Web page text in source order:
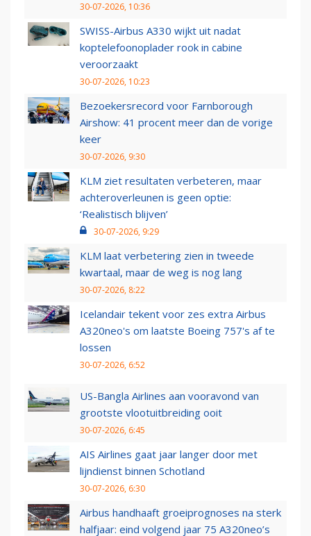
30-07-2026, 10:36
SWISS-Airbus A330 wijkt uit nadat
koptelefoonoplader rook in cabine
veroorzaakt
30-07-2026, 10:23
Bezoekersrecord voor Farnborough
Airshow: 41 procent meer dan de vorige
keer
30-07-2026, 9:30
KLM ziet resultaten verbeteren, maar
achteroverleunen is geen optie:
‘Realistisch blijven’
30-07-2026, 9:29
KLM laat verbetering zien in tweede
kwartaal, maar de weg is nog lang
30-07-2026, 8:22
Icelandair tekent voor zes extra Airbus
A320neo's om laatste Boeing 757's af te
lossen
30-07-2026, 6:52
US-Bangla Airlines aan vooravond van
grootste vlootuitbreiding ooit
30-07-2026, 6:45
AIS Airlines gaat jaar langer door met
lijndienst binnen Schotland
30-07-2026, 6:30
Airbus handhaaft groeiprognoses na sterk
halfjaar: eind volgend jaar 75 A320neo’s